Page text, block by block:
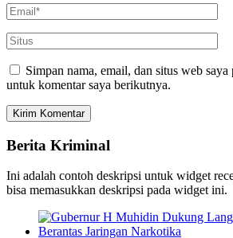
Simpan nama, email, dan situs web saya
untuk komentar saya berikutnya.
Berita Kriminal
Ini adalah contoh deskripsi untuk widget
bisa memasukkan deskripsi pada widget ini.